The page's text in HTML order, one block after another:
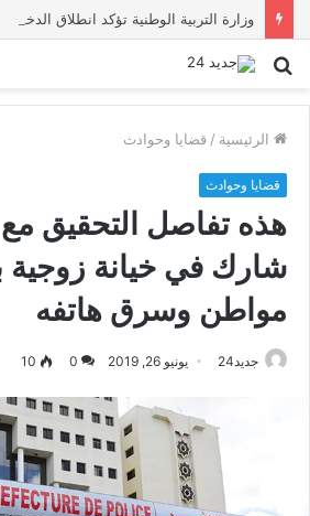
بحث
الرئيسية / قضايا وحوادث
قضايا وحوادث
هذه تفاصل التحقيق
شارك في خيانة زوجية
مواطن وسرق هاتفه
جديد24 يونيو 26, 2019 0
10